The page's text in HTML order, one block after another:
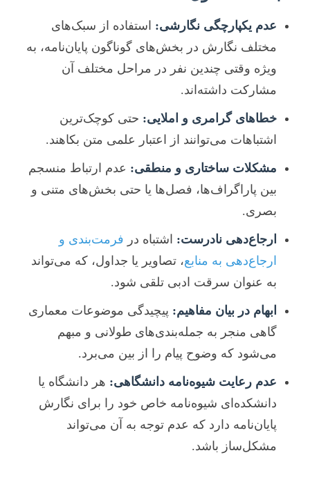
عدم یکپارچگی نگارشی: استفاده از سبک‌های
مختلف نگارش در بخش‌های گوناگون پایان‌نامه، به
ویژه وقتی چندین نفر در مراحل مختلف آن
مشارکت داشته‌اند.
خطاهای گرامری و املایی: حتی کوچک‌ترین
اشتباهات می‌توانند از اعتبار علمی متن بکاهند.
مشکلات ساختاری و منطقی: عدم ارتباط منسجم
بین پاراگراف‌ها، فصل‌ها یا حتی بخش‌های متنی و
بصری.
ارجاع‌دهی نادرست: اشتباه در فرمت‌بندی و
ارجاع‌دهی به منابع، تصاویر یا جداول، که می‌تواند
به عنوان سرقت ادبی تلقی شود.
ابهام در بیان مفاهیم: پیچیدگی موضوعات معماری
گاهی منجر به جمله‌بندی‌های طولانی و مبهم
می‌شود که وضوح پیام را از بین می‌برد.
عدم رعایت شیوه‌نامه دانشگاهی: هر دانشگاه یا
دانشکده‌ای شیوه‌نامه خاص خود را برای نگارش
پایان‌نامه دارد که عدم توجه به آن می‌تواند
مشکل‌ساز باشد.